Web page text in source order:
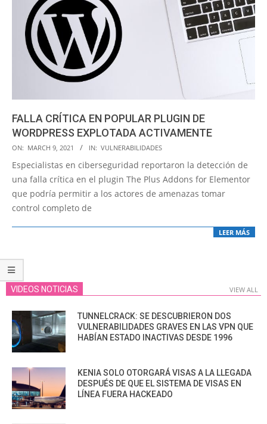
FALLA CRÍTICA EN POPULAR PLUGIN DE
WORDPRESS EXPLOTADA ACTIVAMENTE
2021-
03-
ON: MARCH 9, 2021 IN: VULNERABILIDADES
Especialistas en ciberseguridad reportaron la detección de
una falla crítica en el plugin The Plus Addons for Elementor
que podría permitir a los actores de amenazas tomar
control completo de
LEER MÁS
VIDEOS NOTICIAS VIEW ALL
TUNNELCRACK: SE DESCUBRIERON DOS
VULNERABILIDADES GRAVES EN LAS VPN QUE
HABÍAN ESTADO INACTIVAS DESDE 1996
KENIA SOLO OTORGARÁ VISAS A LA LLEGADA
DESPUÉS DE QUE EL SISTEMA DE VISAS EN
LÍNEA FUERA HACKEADO